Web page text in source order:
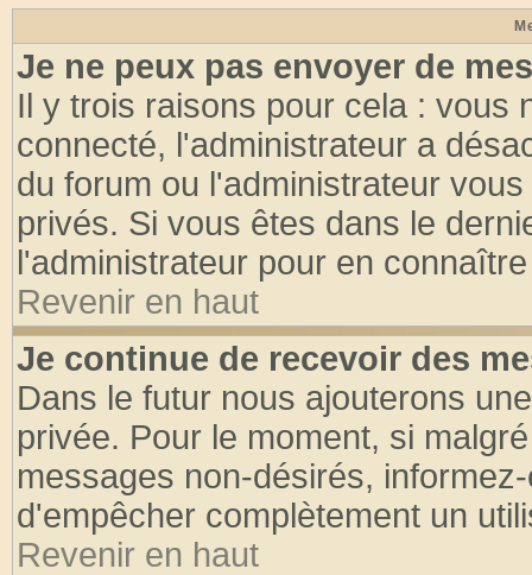
Je ne peux pas envoyer de
Il y trois raisons pour cela : vous
connecté, l'administrateur a
du forum ou l'administrateur
privés. Si vous êtes dans le
l'administrateur pour en
Revenir en haut
Je continue de recevoir des
Dans le futur nous ajouterons
privée. Pour le moment, si
messages non-désirés,
d'empêcher complètement un
Revenir en haut